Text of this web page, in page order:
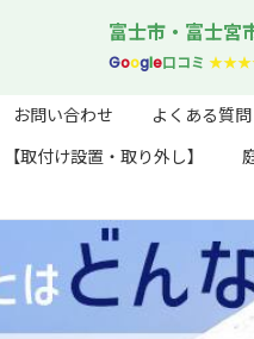
富士市・富士宮
Google口コミ
お問い合わせ よくある質問
【取付け設置・取り外し】